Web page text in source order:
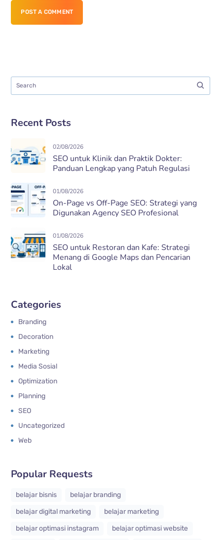
POST A COMMENT
Recent Posts
02/08/2026
SEO untuk Klinik dan Praktik Dokter:
Panduan Lengkap yang Patuh Regulasi
01/08/2026
On-Page vs Off-Page SEO: Strategi yang
Digunakan Agency SEO Profesional
01/08/2026
SEO untuk Restoran dan Kafe: Strategi
Menang di Google Maps dan Pencarian
Lokal
Categories
Branding
Decoration
Marketing
Media Sosial
Optimization
Planning
SEO
Uncategorized
Web
Popular Requests
belajar bisnis
belajar branding
belajar digital marketing
belajar marketing
belajar optimasi instagram
belajar optimasi website